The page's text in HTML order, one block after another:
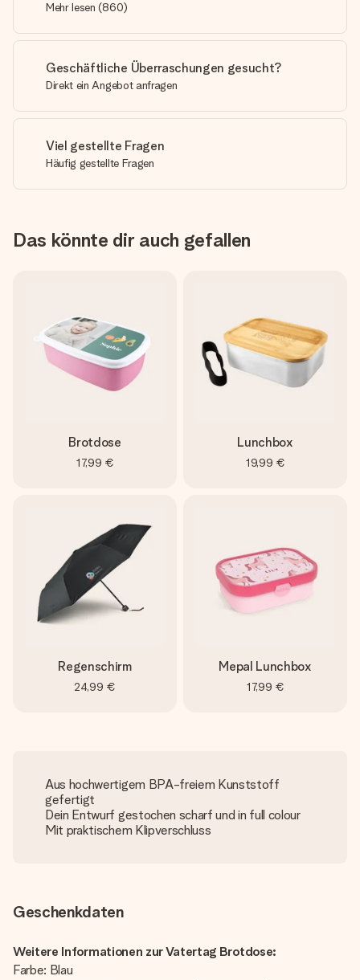
Mehr lesen (860)
Geschäftliche Überraschungen gesucht?
Direkt ein Angebot anfragen
Viel gestellte Fragen
Häufig gestellte Fragen
Das könnte dir auch gefallen
Brotdose
17,99 €
Lunchbox
19,99 €
Regenschirm
24,99 €
Mepal Lunchbox
17,99 €
Aus hochwertigem BPA-freiem Kunststoff
gefertigt
Dein Entwurf gestochen scharf und in full colour
Mit praktischem Klipverschluss
Geschenkdaten
Weitere Informationen zur Vatertag Brotdose:
Farbe: Blau